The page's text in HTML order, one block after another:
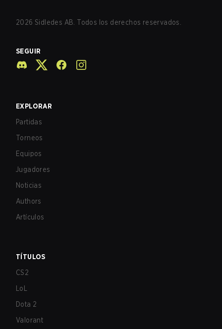
2026 Sidledes AB. Todos los derechos reservados.
SEGUIR
EXPLORAR
Partidas
Torneos
Equipos
Jugadores
Noticias
Authors
Artículos
TÍTULOS
CS2
LoL
Dota 2
Valorant